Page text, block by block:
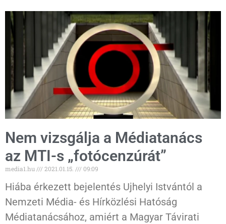
Nem vizsgálja a Médiatanács
az MTI-s „fotócenzúrát”
media1.hu 2021.01.15. 09:09
Hiába érkezett bejelentés Ujhelyi Istvántól a
Nemzeti Média- és Hírközlési Hatóság
Médiatanácsához, amiért a Magyar Távirati